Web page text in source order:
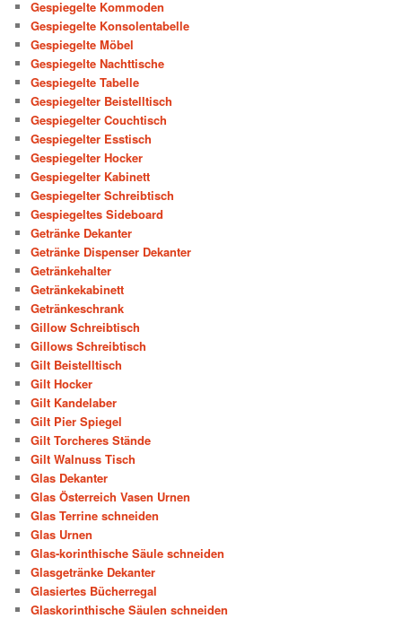
Gespiegelte Kommoden
Gespiegelte Konsolentabelle
Gespiegelte Möbel
Gespiegelte Nachttische
Gespiegelte Tabelle
Gespiegelter Beistelltisch
Gespiegelter Couchtisch
Gespiegelter Esstisch
Gespiegelter Hocker
Gespiegelter Kabinett
Gespiegelter Schreibtisch
Gespiegeltes Sideboard
Getränke Dekanter
Getränke Dispenser Dekanter
Getränkehalter
Getränkekabinett
Getränkeschrank
Gillow Schreibtisch
Gillows Schreibtisch
Gilt Beistelltisch
Gilt Hocker
Gilt Kandelaber
Gilt Pier Spiegel
Gilt Torcheres Stände
Gilt Walnuss Tisch
Glas Dekanter
Glas Österreich Vasen Urnen
Glas Terrine schneiden
Glas Urnen
Glas-korinthische Säule schneiden
Glasgetränke Dekanter
Glasiertes Bücherregal
Glaskorinthische Säulen schneiden